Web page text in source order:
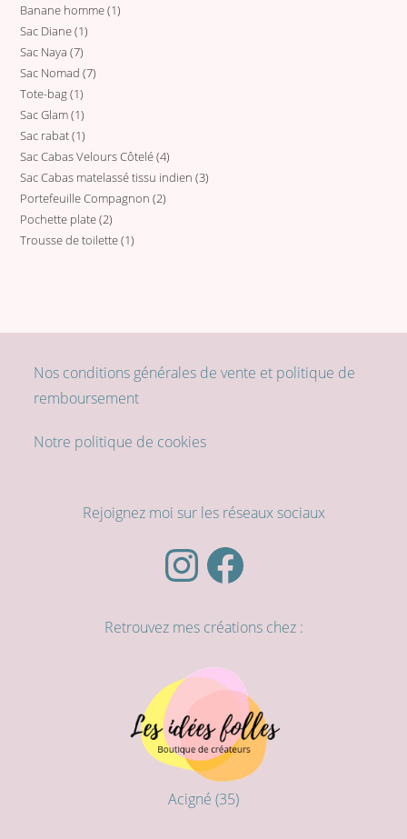
produits
Banane homme 11
Sac Diane 11
Sac Naya 77
produits
Sac Nomad 77
Tote-bag 11
produit
Sac Glam 11
produit
Sac rabat 11
produit
Sac Cabas Velours Côtelé 44
produits
Sac Cabas matelassé tissu indien 33
Portefeuille Compagnon 22
Pochette plate 22
produits
Trousse de toilette 11
Nos conditions générales de vente et politique de
remboursement
Notre politique de cookies
Rejoignez moi sur les réseaux sociaux
InstagramFacebook
Retrouvez mes créations chez :
Acigné (35)